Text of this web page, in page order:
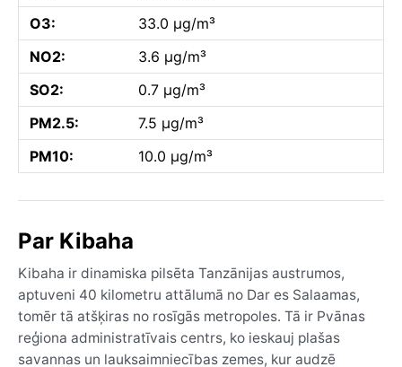
O3:
33.0 µg/m³
NO2:
3.6 µg/m³
SO2:
0.7 µg/m³
PM2.5:
7.5 µg/m³
PM10:
10.0 µg/m³
Par Kibaha
Kibaha ir dinamiska pilsēta Tanzānijas austrumos,
aptuveni 40 kilometru attālumā no Dar es Salaamas,
tomēr tā atšķiras no rosīgās metropoles. Tā ir Pvānas
reģiona administratīvais centrs, ko ieskauj plašas
savannas un lauksaimniecības zemes, kur audzē